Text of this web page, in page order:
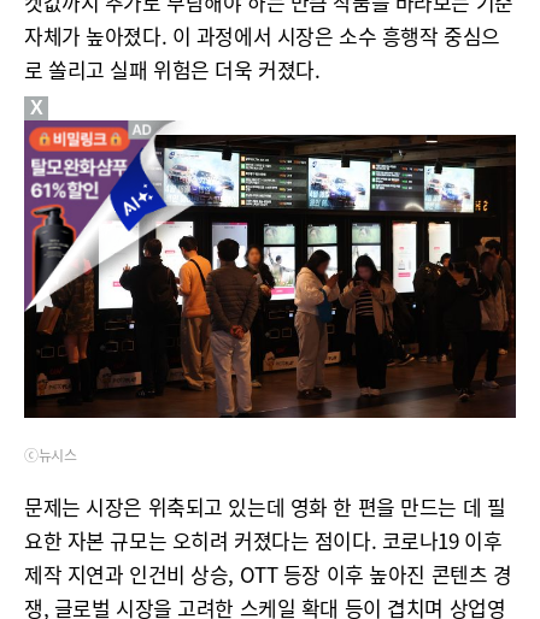
자체가 높아졌다. 이 과정에서 시장은 소수 흥행작 중심으
로 쏠리고 실패 위험은 더욱 커졌다.
ⓒ뉴시스
문제는 시장은 위축되고 있는데 영화 한 편을 만드는 데 필
요한 자본 규모는 오히려 커졌다는 점이다. 코로나19 이후
제작 지연과 인건비 상승, OTT 등장 이후 높아진 콘텐츠 경
쟁, 글로벌 시장을 고려한 스케일 확대 등이 겹치며 상업영
X